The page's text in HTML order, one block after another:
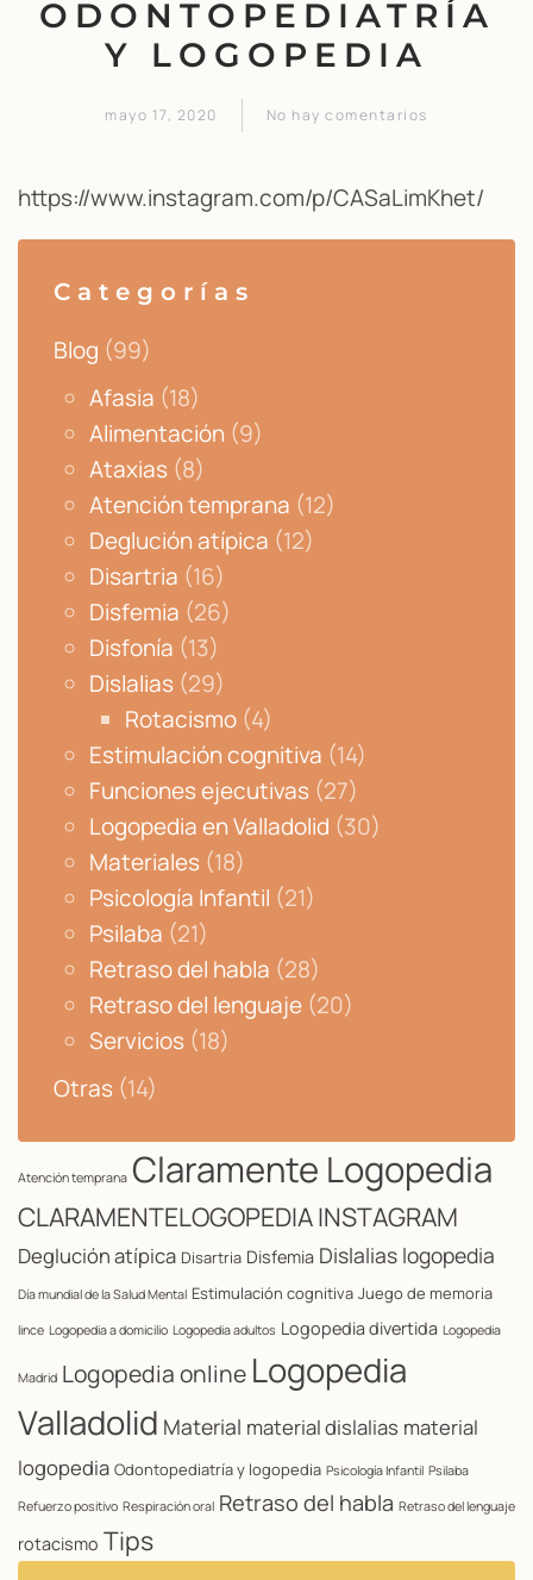
ODONTOPEDIATRÍA
Y LOGOPEDIA
mayo 17, 2020 No hay comentarios
en
LOGOPEDIA
https://www.instagram.com/p/CASaLimKhet/
Categorías
Blog (99)
Afasia (18)
Alimentación (9)
Ataxias (8)
Atención temprana (12)
Deglución atípica (12)
Disartria (16)
Disfemia (26)
Disfonía (13)
Dislalias (29)
Rotacismo (4)
Estimulación cognitiva (14)
Funciones ejecutivas (27)
Logopedia en Valladolid (30)
Materiales (18)
Psicología Infantil (21)
Psilaba (21)
Retraso del habla (28)
Retraso del lenguaje (20)
Servicios (18)
Otras (14)
Atención temprana Claramente Logopedia
CLARAMENTELOGOPEDIA INSTAGRAM
Deglución atípica Disartria Disfemia Dislalias logopedia
Día mundial de la Salud Mental Estimulación cognitiva Juego de memoria
lince Logopedia a domicilio Logopedia adultos Logopedia divertida Logopedia
Madrid Logopedia online Logopedia
Valladolid Material material dislalias material
logopedia Odontopediatría y logopedia Psicología Infantil Psilaba
Refuerzo positivo Respiración oral Retraso del habla Retraso del lenguaje
rotacismo Tips